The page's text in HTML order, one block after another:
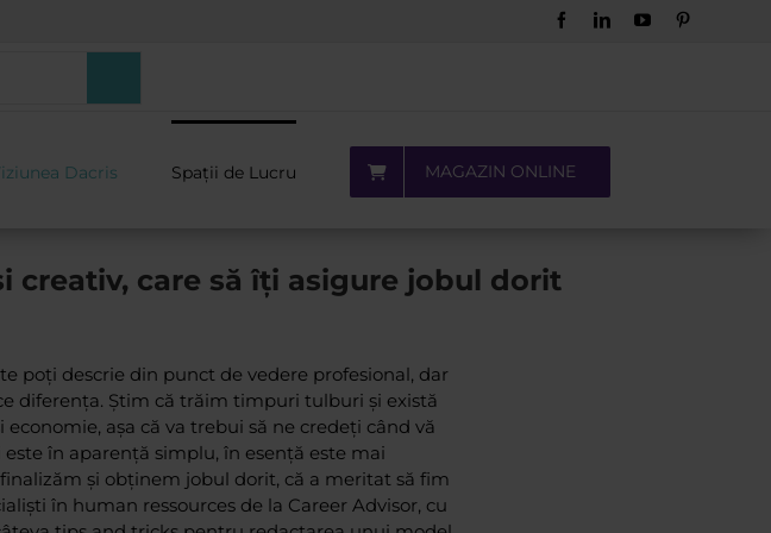
FacebookLinkedInYouTube
Dacris Spații de Lucru MAGAZIN ONLINE
creativ, care să îți asigure jobul dorit
poți descrie din punct de vedere profesional, dar
diferența. Știm că trăim timpuri tulburi și există
așa că va trebui să ne credeți când vă
în aparență simplu, în esență este mai
și obținem jobul dorit, că a meritat să fim
în human ressources de la Career Advisor, cu